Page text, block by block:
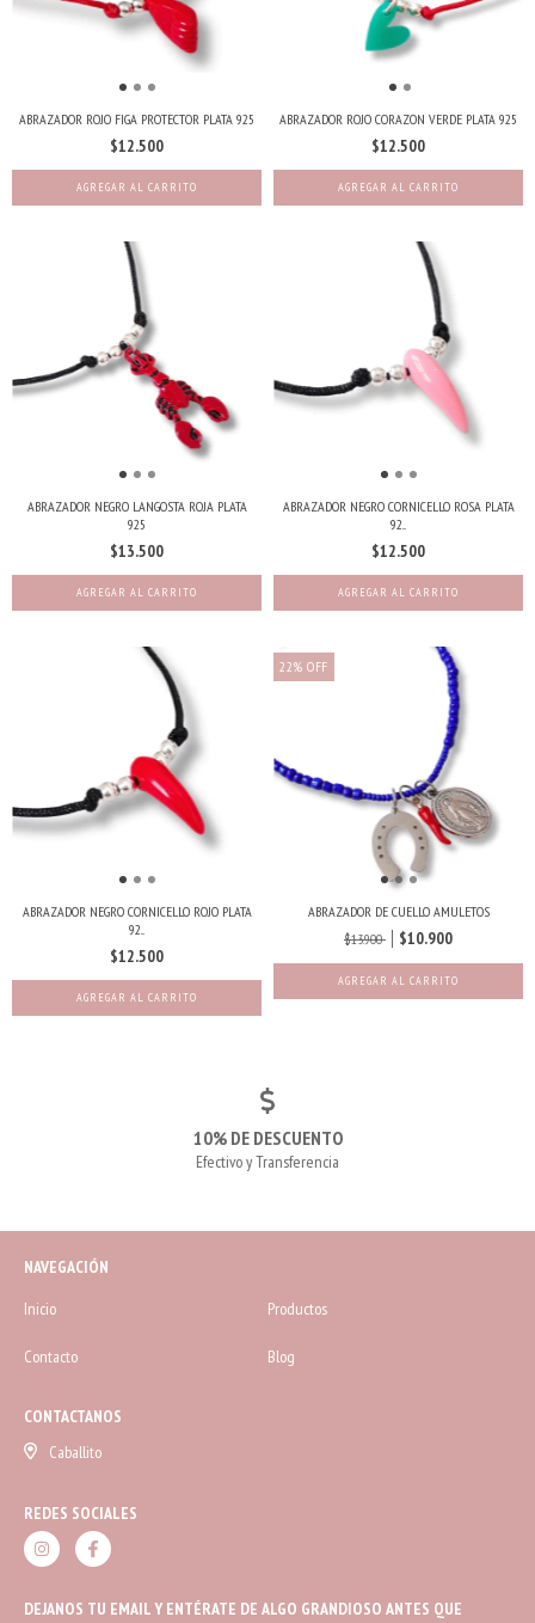
ABRAZADOR ROJO FIGA PROTECTOR PLATA 925
$12.500
ABRAZADOR ROJO CORAZON VERDE PLATA 925
$12.500
ABRAZADOR NEGRO LANGOSTA ROJA PLATA
925
$13.500
ABRAZADOR NEGRO CORNICELLO ROSA PLATA
92...
$12.500
ABRAZADOR NEGRO CORNICELLO ROJO PLATA
92...
$12.500
22% OFF
ABRAZADOR DE CUELLO AMULETOS
$13.900
$10.900
10% DE DESCUENTO
Efectivo y Transferencia
NAVEGACIÓN
Inicio
Productos
Contacto Blog
CONTACTANOS
Caballito
REDES SOCIALES
DEJANOS TU EMAIL Y ENTÉRATE DE ALGO GRANDIOSO ANTES QUE